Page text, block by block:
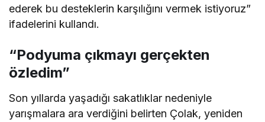
ederek bu desteklerin karşılığını vermek istiyoruz”
ifadelerini kullandı.
“Podyuma çıkmayı gerçekten
özledim”
Son yıllarda yaşadığı sakatlıklar nedeniyle
yarışmalara ara verdiğini belirten Çolak, yeniden